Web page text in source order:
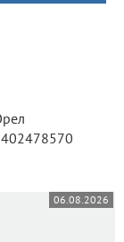
06.08.2026